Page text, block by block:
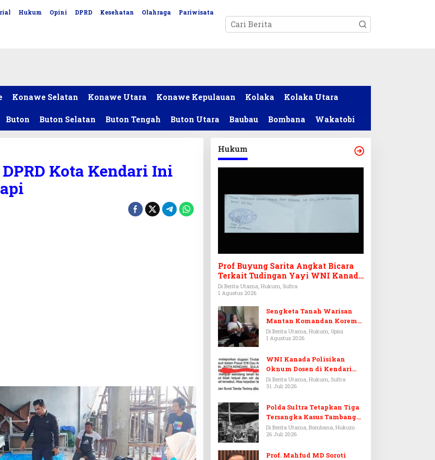
Hukum Opini DPRD Kesehatan Olahraga Pariwisata
Konawe Selatan Konawe Utara Konawe Kepulauan Kolaka Kolaka Utara
Buton Buton Selatan Buton Tengah Buton Utara Baubau Bombana Wakatobi
Kota Kendari Ini
Hukum
Prof Buyung Sarita Angkat Bicara
Terkait Tudingan Yayi WNI Kanada
Ditagih Utang Rp3,6 Miliar
Di Berita Utama, Hukum, Sultra
1 Agustus 2026
Sengketa Tanah Warisan
Mantan Komandan Korem
143/HO, Ketika Warisan
Menjadi Arena Pemerasan
Di Berita Utama, Hukum, Opini
1 Agustus 2026
WNI Kanada Polisikan
Oknum Dosen di Kendari
Terkait Aset Puluhan Miliar
Di Berita Utama, Hukum, Sultra
31 Juli 2026
Polda Sultra Tetapkan Tiga
Tersangka Kasus Tambang
Emas Ilegal di Bombana
Di Berita Utama, Bombana, Hukum
26 Juli 2026
Prof. Mahfud MD Soroti